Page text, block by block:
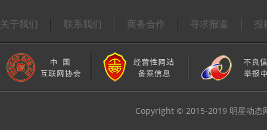
关于我们 联系我们 商务合作 寻求报道 投
Copyright © 2015-2019 明星动态